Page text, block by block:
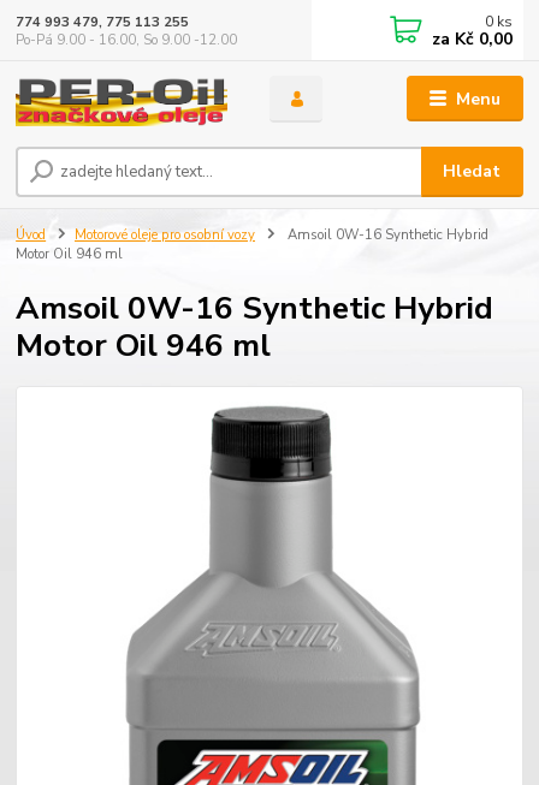
Menu
Hledat
774 993 479, 775 113 255
Po-Pá 9.00 - 16.00, So 9.00 -12.00
0 ks
za Kč 0,00
Úvod Motorové oleje pro osobní vozy
Amsoil 0W-16 Synthetic Hybrid
Motor Oil 946 ml
Amsoil 0W-16 Synthetic Hybrid
Motor Oil 946 ml